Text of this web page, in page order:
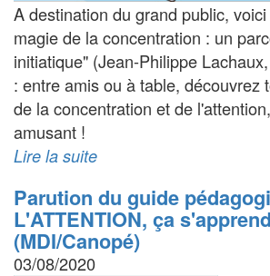
A destination du grand public,
magie de la concentration : un
initiatique" (Jean-Philippe
: entre amis ou à table, découvrez
de la concentration et de
amusant !
Lire la suite
Parution du guide
L'ATTENTION, ça s'apprend
(MDI/Canopé)
03/08/2020